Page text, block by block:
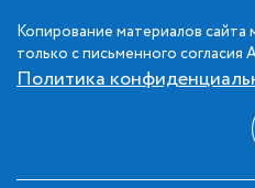
Копирование материалов
только с письменного согласия
Политика